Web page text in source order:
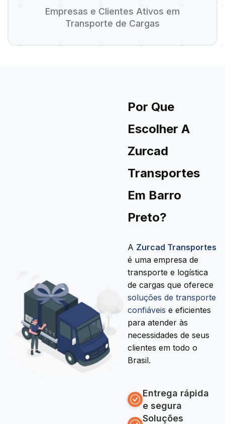
Empresas e Clientes Ativos em
Transporte de Cargas
Por Que
Escolher A
Zurcad
Transportes
Em Barro
Preto?
A Zurcad Transportes
é uma empresa de
transporte e logística
de cargas que oferece
soluções de transporte
confiáveis e eficientes
para atender às
necessidades de seus
clientes em todo o
Brasil.
Entrega rápida
e segura
Soluções